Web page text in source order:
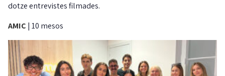
dotze entrevistes filmades.
AMIC | 10 mesos